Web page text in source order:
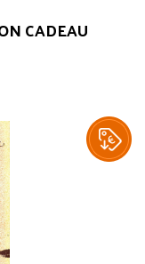
CADEAU